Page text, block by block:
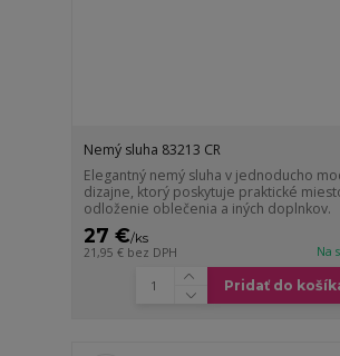
Nemý sluha 83213 CR
Elegantný nemý sluha v jednoducho
dizajne, ktorý poskytuje praktické
odloženie oblečenia a iných doplnkov.
27 €/ks
21,95 € bez DPH Na
Pridať do